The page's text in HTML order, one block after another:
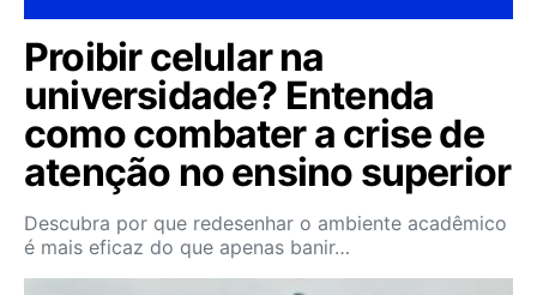
Proibir celular na
universidade? Entenda
como combater a crise de
atenção no ensino superior
Descubra por que redesenhar o ambiente acadêmico
é mais eficaz do que apenas banir…